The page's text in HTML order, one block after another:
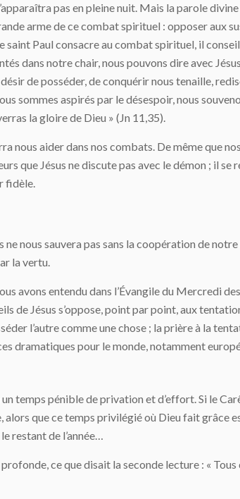
pas en pleine nuit. Mais la parole
arme de ce combat spirituel : opposer
Paul consacre au combat spirituel, il
dans notre chair, nous pouvons dire avec
de posséder, de conquérir nous tenaille,
sommes aspirés par le désespoir, nous
la gloire de Dieu » (Jn 11,35).
nous aider dans nos combats. De même que
que Jésus ne discute pas avec le démon ; il
fidèle.
ne nous sauvera pas sans la coopération de
la vertu.
avons entendu dans l’Évangile du Mercredi
de Jésus s’oppose, point par point, aux
l’autre comme une chose ; la prière à la
dramatiques pour le monde, notamment
un temps pénible de privation et d’effort. Si le
alors que ce temps privilégié où Dieu fait
restant de l’année…
ce que disait la seconde lecture : «